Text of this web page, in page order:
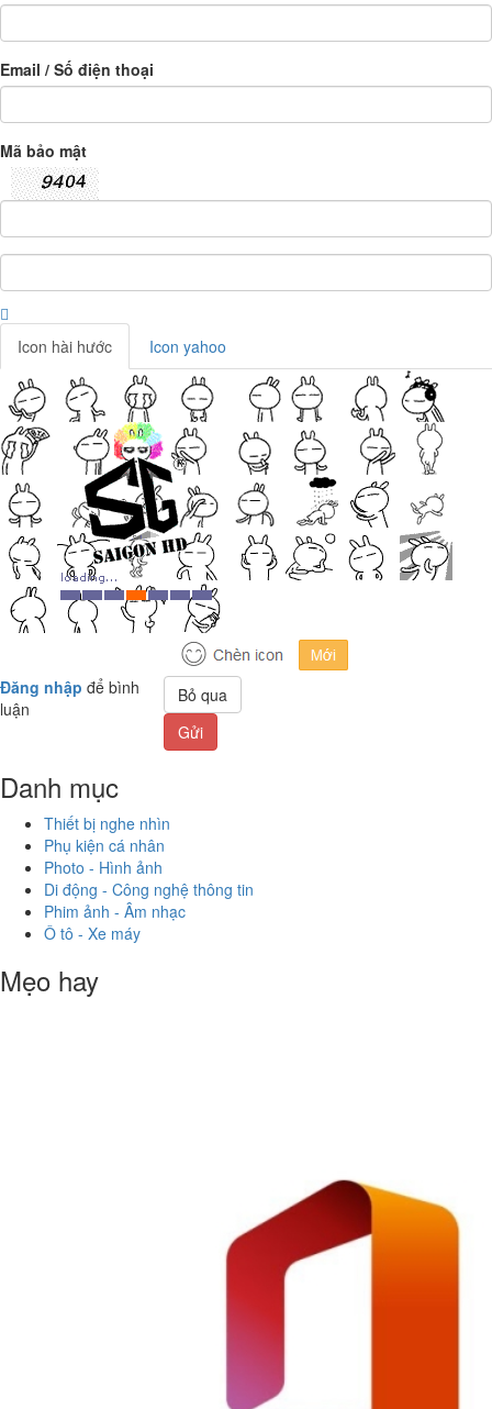
Email / Số điện thoại
Mã bảo mật
Icon hài hước Icon yahoo
Đăng nhập để bình
luận
Bỏ qua
Gửi
Danh mục
Thiết bị nghe nhìn
Phụ kiện cá nhân
Photo - Hình ảnh
Di động - Công nghệ thông tin
Phim ảnh - Âm nhạc
Ô tô - Xe máy
Mẹo hay